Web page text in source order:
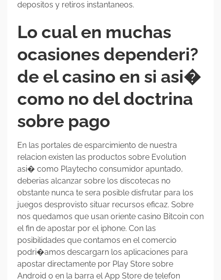
depositos y retiros instantaneos.
Lo cual en muchas
ocasiones dependeri?
de el casino en si asi�
como no del doctrina
sobre pago
En las portales de esparcimiento de nuestra
relacion existen las productos sobre Evolution
asi� como Playtecho consumidor apuntado,
deberias alcanzar sobre los discotecas no
obstante nunca te sera posible disfrutar para los
juegos desprovisto situar recursos eficaz. Sobre
nos quedamos que usan oriente casino Bitcoin con
el fin de apostar por el iphone. Con las
posibilidades que contamos en el comercio
podri�amos descargarn los aplicaciones para
apostar directamente por Play Store sobre
Android o en la barra el App Store de telefon